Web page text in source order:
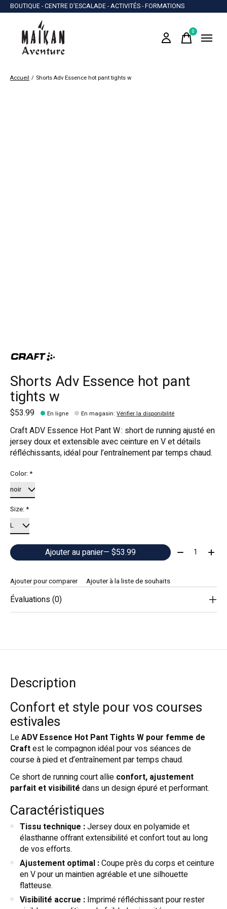
BOUTIQUE - CENTRE D'ESCALADE - ACTIVITÉS - FORMATIONS
0items
Accueil / Shorts Adv Essence hot pant tights w
Shorts Adv Essence hot pant
tights w
$53.99 En ligne En magasin:Vérifier la disponibilité
Craft ADV Essence Hot Pant W : short de running ajusté en
jersey doux et extensible avec ceinture en V et détails
réfléchissants, idéal pour l’entraînement par temps chaud.
Color:*
Size:*
Ajouter au panier — $53.99 Quantité:
Ajouter pour comparer Ajouter à la liste de souhaits
Évaluations (0)
Description
Confort et style pour vos courses
estivales
LeADV Essence Hot Pant Tights W pour femme de
Craftest le compagnon idéal pour vos séances de
course à pied et d’entraînement par temps chaud.
Ce short de running court allie confort, ajustement
parfait et visibilité dans un design épuré et performant.
Caractéristiques
Tissu technique :Jersey doux en polyamide et
élasthanne offrant extensibilité et confort tout au long
de vos efforts.
Ajustement optimal :Coupe près du corps et ceinture
en V pour un maintien agréable et une silhouette
flatteuse.
Visibilité accrue : Imprimé réfléchissant pour rester